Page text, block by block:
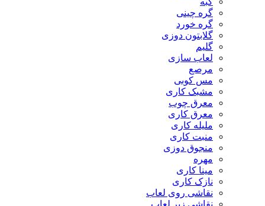
گره چینی
گره خورد
گلابتون دوزی
گلیم
لعاب سازی
مرصع
مس کوبی
مشبک کاری
معرق چوب
معرق کاری
مليله کاری
منبت کاری
منجوق دوزی
مهره
مینا کاری
نازک کاری
نقاشی روی لعاب